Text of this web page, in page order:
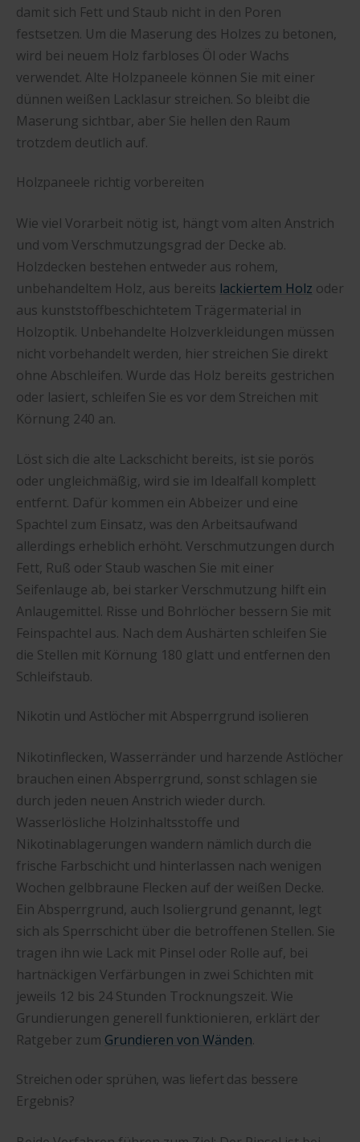
damit sich Fett und Staub nicht in den Poren
festsetzen. Um die Maserung des Holzes zu betonen,
wird bei neuem Holz farbloses Öl oder Wachs
verwendet. Alte Holzpaneele können Sie mit einer
dünnen weißen Lacklasur streichen. So bleibt die
Maserung sichtbar, aber Sie hellen den Raum
trotzdem deutlich auf.
Holzpaneele richtig vorbereiten
Wie viel Vorarbeit nötig ist, hängt vom alten Anstrich
und vom Verschmutzungsgrad der Decke ab.
Holzdecken bestehen entweder aus rohem,
unbehandeltem Holz, aus bereits lackiertem Holz oder
aus kunststoffbeschichtetem Trägermaterial in
Holzoptik. Unbehandelte Holzverkleidungen müssen
nicht vorbehandelt werden, hier streichen Sie direkt
ohne Abschleifen. Wurde das Holz bereits gestrichen
oder lasiert, schleifen Sie es vor dem Streichen mit
Körnung 240 an.
Löst sich die alte Lackschicht bereits, ist sie porös
oder ungleichmäßig, wird sie im Idealfall komplett
entfernt. Dafür kommen ein Abbeizer und eine
Spachtel zum Einsatz, was den Arbeitsaufwand
allerdings erheblich erhöht. Verschmutzungen durch
Fett, Ruß oder Staub waschen Sie mit einer
Seifenlauge ab, bei starker Verschmutzung hilft ein
Anlaugemittel. Risse und Bohrlöcher bessern Sie mit
Feinspachtel aus. Nach dem Aushärten schleifen Sie
die Stellen mit Körnung 180 glatt und entfernen den
Schleifstaub.
Nikotin und Astlöcher mit Absperrgrund isolieren
Nikotinflecken, Wasserränder und harzende Astlöcher
brauchen einen Absperrgrund, sonst schlagen sie
durch jeden neuen Anstrich wieder durch.
Wasserlösliche Holzinhaltsstoffe und
Nikotinablagerungen wandern nämlich durch die
frische Farbschicht und hinterlassen nach wenigen
Wochen gelbbraune Flecken auf der weißen Decke.
Ein Absperrgrund, auch Isoliergrund genannt, legt
sich als Sperrschicht über die betroffenen Stellen. Sie
tragen ihn wie Lack mit Pinsel oder Rolle auf, bei
hartnäckigen Verfärbungen in zwei Schichten mit
jeweils 12 bis 24 Stunden Trocknungszeit. Wie
Grundierungen generell funktionieren, erklärt der
Ratgeber zum Grundieren von Wänden.
Streichen oder sprühen, was liefert das bessere
Ergebnis?